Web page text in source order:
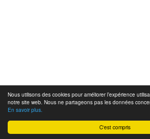
C'est compris
Nous utilisons des cookies pour améliorer l’expérience
notre site web. Nous ne partageons pas les données
En savoir plus.